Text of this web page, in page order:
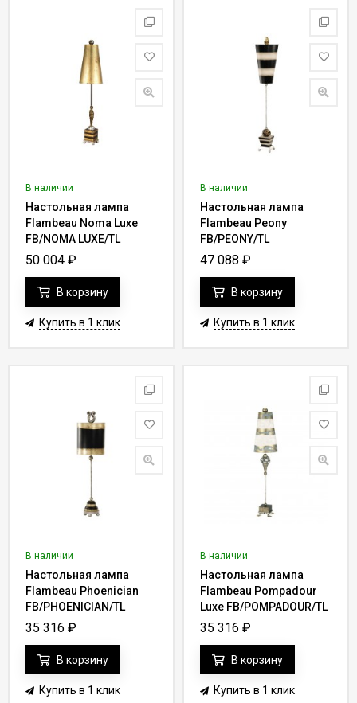
В наличии
Настольная лампа
Flambeau Noma Luxe
FB/NOMA LUXE/TL
50 004 ₽
В корзину
Купить в 1 клик
В наличии
Настольная лампа
Flambeau Peony
FB/PEONY/TL
47 088 ₽
В корзину
Купить в 1 клик
В наличии
Настольная лампа
Flambeau Phoenician
FB/PHOENICIAN/TL
35 316 ₽
В корзину
Купить в 1 клик
В наличии
Настольная лампа
Flambeau Pompadour
Luxe FB/POMPADOUR/TL
35 316 ₽
В корзину
Купить в 1 клик